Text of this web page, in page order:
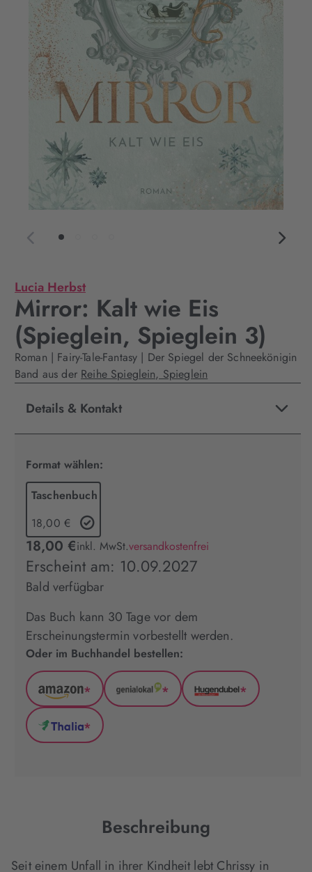
Lucia Herbst
Mirror: Kalt wie Eis
(Spieglein, Spieglein 3)
Roman | Fairy-Tale-Fantasy | Der Spiegel der Schneekönigin
Band aus der Reihe Spieglein, Spieglein
Details & Kontakt
Format wählen:
Taschenbuch
18,00 €
18,00 €inkl. MwSt.versandkostenfrei
Erscheint am: 10.09.2027
Bald verfügbar
Das Buch kann 30 Tage vor dem
Erscheinungstermin vorbestellt werden.
Oder im Buchhandel bestellen:
Amazon
(wird
in
neuem
*
GenialLokal
*
Hugendubel
*
Thalia
*
Beschreibung
Seit einem Unfall in ihrer Kindheit lebt Chrissy in